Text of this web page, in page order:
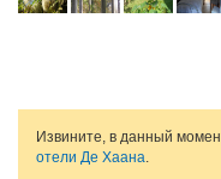
Извините, в данный
отели Де Хаана.